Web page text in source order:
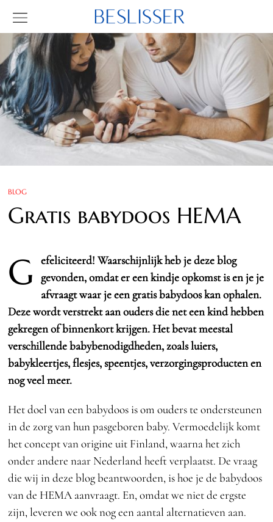
BLOG
Gratis babydoos HEMA
G
efeliciteerd! Waarschijnlijk heb je deze blog
gevonden, omdat er een kindje opkomst is en je je
afvraagt waar je een gratis babydoos kan ophalen.
Deze wordt verstrekt aan ouders die net een kind hebben
gekregen of binnenkort krijgen. Het bevat meestal
verschillende babybenodigdheden, zoals luiers,
babykleertjes, flesjes, speentjes, verzorgingsproducten en
nog veel meer.
Het doel van een babydoos is om ouders te ondersteunen
in de zorg van hun pasgeboren baby. Vermoedelijk komt
het concept van origine uit Finland, waarna het zich
onder andere naar Nederland heeft verplaatst. De vraag
die wij in deze blog beantwoorden, is hoe je de babydoos
van de HEMA aanvraagt. En, omdat we niet de ergste
zijn, leveren we ook nog een aantal alternatieven aan.